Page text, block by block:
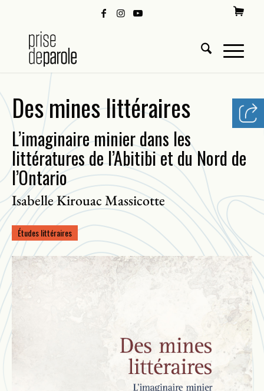
Des mines littéraires
L’imaginaire minier dans les
littératures de l’Abitibi et du Nord de
l’Ontario
Isabelle Kirouac Massicotte
Études littéraires